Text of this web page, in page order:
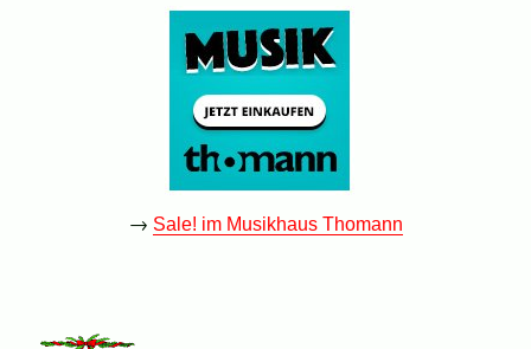
→ Sale! im Musikhaus Thomann